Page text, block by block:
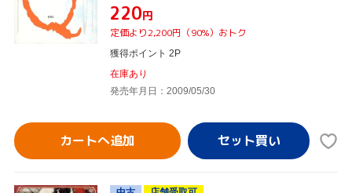
¥220円
定価より2,200円（90%）おトク
獲得ポイント 2P
在庫あり
発売年月日：2009/05/30
カートへ追加